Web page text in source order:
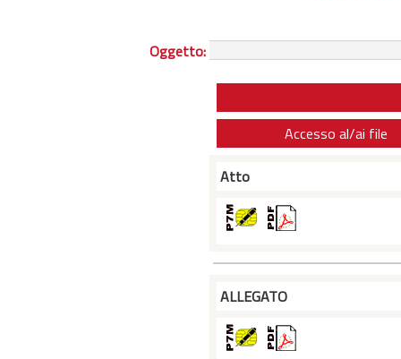
Oggetto:
Accesso al/ai file
Atto
ALLEGATO